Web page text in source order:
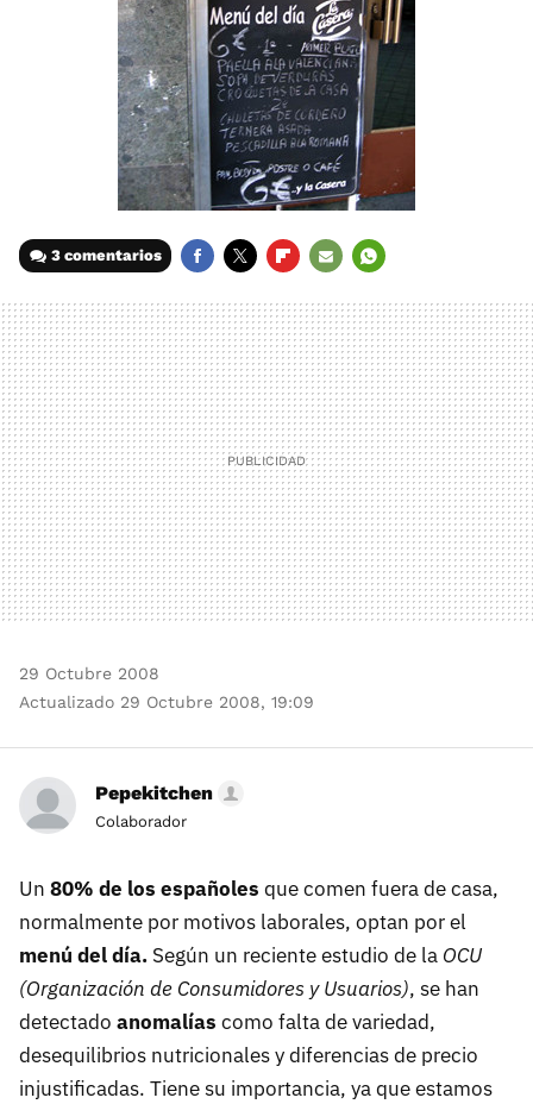
3 comentarios
MAIL
29 Octubre 2008
Actualizado 29 Octubre 2008, 19:09
Pepekitchen
Colaborador
Un 80% de los españoles que comen fuera de casa,
normalmente por motivos laborales, optan por el
menú del día. Según un reciente estudio de la OCU
(Organización de Consumidores y Usuarios), se han
detectado anomalías como falta de variedad,
desequilibrios nutricionales y diferencias de precio
injustificadas. Tiene su importancia, ya que estamos